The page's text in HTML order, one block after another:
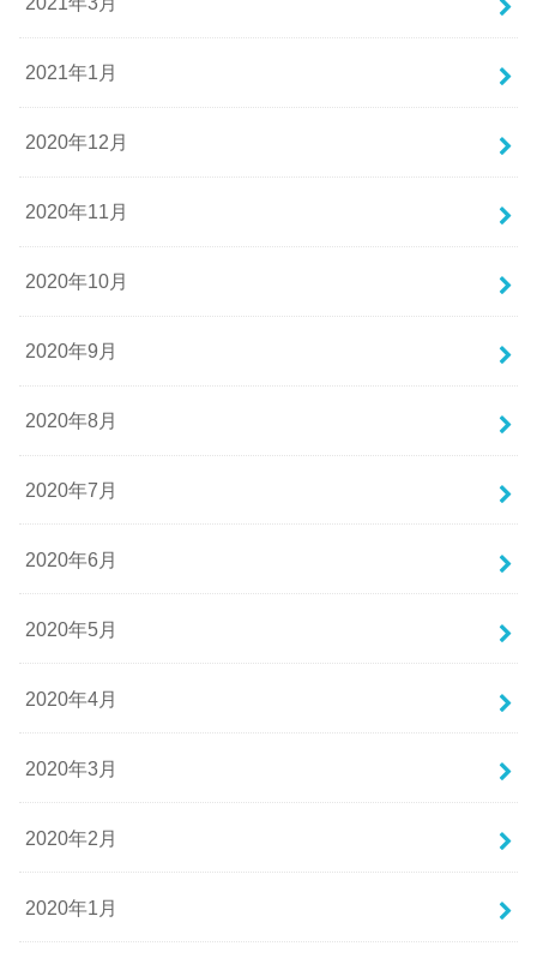
2021年1月
2020年12月
2020年11月
2020年10月
2020年9月
2020年8月
2020年7月
2020年6月
2020年5月
2020年4月
2020年3月
2020年2月
2020年1月